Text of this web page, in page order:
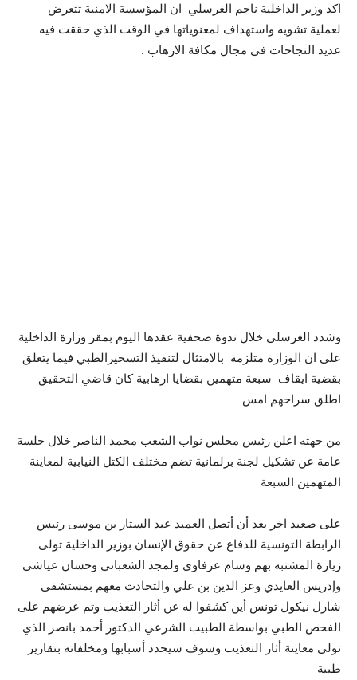
اكد وزير الداخلية ناجم الغرسلي ان المؤسسة الامنية تتعرض
لعملية تشويه واستهداف لمعنوياتها في الوقت الذي حققت فيه
عديد النجاحات في مجال مكافة الارهاب .
وشدد الغرسلي خلال ندوة صحفية عقدها اليوم بمقر وزارة الداخلية
على ان الوزارة متلزمة بالامتثال لتنفيذ التسخيرالطبي فيما يتعلق
بقضية ايقاف سبعة متهمين بقضايا ارهابية كان قاضي التحقيق
اطلق سراحهم امس
من جهته اعلن رئيس مجلس نواب الشعب محمد الناصر خلال جلسة
عامة عن تشكيل لجنة برلمانية تضم مختلف الكتل النيابية لمعاينة
المتهمين السبعة
على صعيد اخر بعد أن أتصل العميد عبد الستار بن موسى رئيس
الرابطة التونسية للدفاع عن حقوق الإنسان بوزير الداخلية تولى
زيارة المشتبه بهم وسام عرفاوي ولمجد الشعباني وحسان عياشي
وإدريس العايدي وعز الدين بن علي والتحادث معهم بمستشفى
شارل نيكول تونس أين كشفوا له عن أثار التعذيب وتم عرضهم على
الفحص الطبي بواسطة الطبيب الشرعي الدكتور أحمد بانصر الذي
تولى معاينة أثار التعذيب وسوف سيحدد أسبابها ومخلفاته بتقارير
طبية